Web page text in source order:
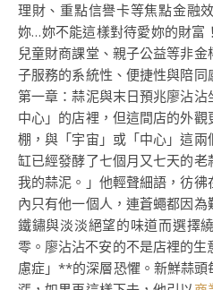
理財、重點信譽卡等焦點金融
妳…妳不能這樣對待愛妳的財富
兒童財商課堂、親子公益等非
子服務的系統性、便捷性與陪同
第一章：蒜泥與末日預兆廖沾
中心」的店裡，但這間店的外
棚，與「宇宙」或「中心」這
缸已經發酵了七個月又七天的老
我的蒜泥。」他輕聲細語，彷
內只有他一個人，連蒼蠅都因
鐵鏽與淡淡絕望的味道而選擇
零。廖沾沾不安的不是店裡的
慮症」**的深層恐懼。新鮮蒜頭